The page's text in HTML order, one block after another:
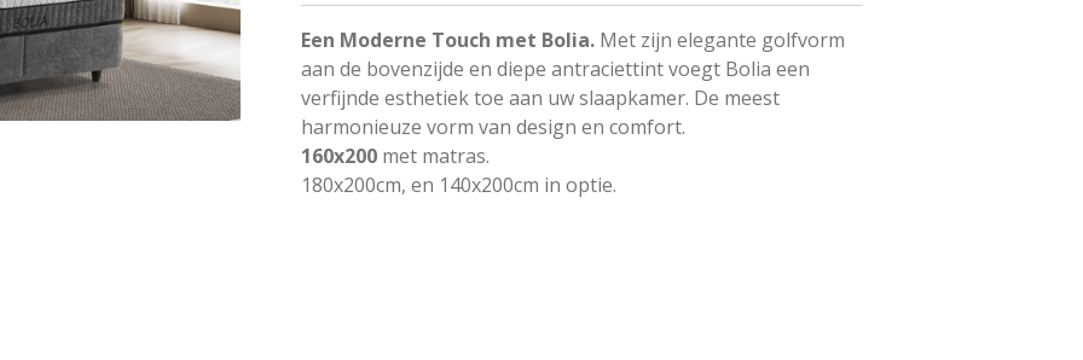
Een Moderne Touch met Bolia. Met zijn elegante golfvorm
aan de bovenzijde en diepe antraciettint voegt Bolia een
verfijnde esthetiek toe aan uw slaapkamer. De meest
harmonieuze vorm van design en comfort.
160x200 met matras.
180x200cm, en 140x200cm in optie.